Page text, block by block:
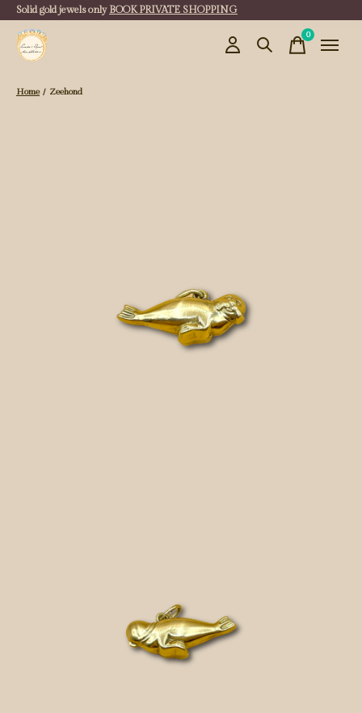
Solid gold jewels only BOOK PRIVATE SHOPPING
0items
Home / Zeehond